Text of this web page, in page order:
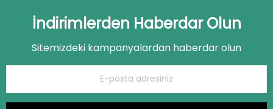
İndirimlerden Haberdar Olun
Sitemizdeki kampanyalardan haberdar olun